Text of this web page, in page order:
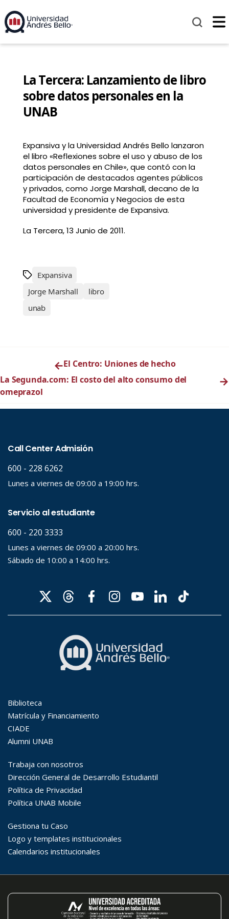
La Tercera: Lanzamiento de libro
sobre datos personales en la
UNAB
Expansiva y la Universidad Andrés Bello lanzaron
el libro «Reflexiones sobre el uso y abuso de los
datos personales en Chile», que contó con la
participación de destacados agentes públicos
y privados, como Jorge Marshall, decano de la
Facultad de Economía y Negocios de esta
universidad y presidente de Expansiva.
La Tercera, 13 Junio de 2011.
Expansiva
Jorge Marshall
libro
unab
←El Centro: Uniones de hecho
La Segunda.com: El costo del alto consumo del
omeprazol
→